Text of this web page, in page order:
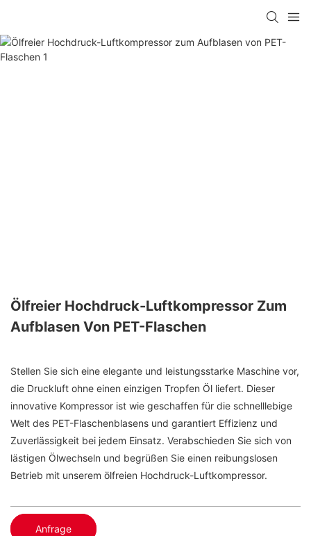
Ölfreier Hochdruck-Luftkompressor Zum
Aufblasen Von PET-Flaschen
Stellen Sie sich eine elegante und leistungsstarke Maschine vor,
die Druckluft ohne einen einzigen Tropfen Öl liefert. Dieser
innovative Kompressor ist wie geschaffen für die schnelllebige
Welt des PET-Flaschenblasens und garantiert Effizienz und
Zuverlässigkeit bei jedem Einsatz. Verabschieden Sie sich von
lästigen Ölwechseln und begrüßen Sie einen reibungslosen
Betrieb mit unserem ölfreien Hochdruck-Luftkompressor.
Anfrage